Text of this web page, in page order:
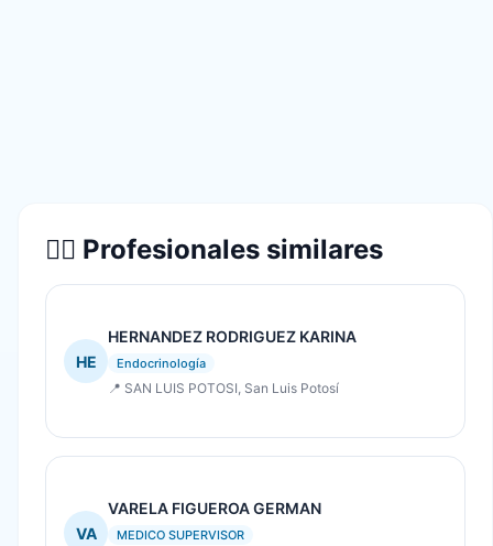
👨‍⚕️ Profesionales similares
HE
HERNANDEZ RODRIGUEZ KARINA
Endocrinología
📍 SAN LUIS POTOSI, San Luis Potosí
VA
VARELA FIGUEROA GERMAN
MEDICO SUPERVISOR